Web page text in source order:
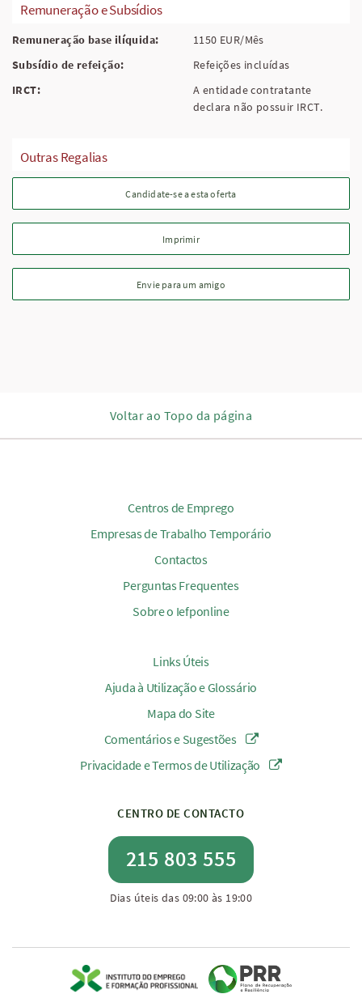
Remuneração e Subsídios
Remuneração base ilíquida:
1150 EUR/Mês
Subsídio de refeição:
Refeições incluídas
IRCT:
A entidade contratante
declara não possuir IRCT.
Outras Regalias
Candidate-se a esta oferta
Imprimir
Envie para um amigo
Voltar ao Topo da página
Centros de Emprego
Empresas de Trabalho Temporário
Contactos
Perguntas Frequentes
Sobre o Iefponline
Links Úteis
Ajuda à Utilização e Glossário
Mapa do Site
Comentários e Sugestões
Privacidade e Termos de Utilização
CENTRO DE CONTACTO
215 803 555
Dias úteis das 09:00 às 19:00